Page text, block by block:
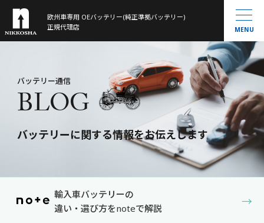
欧州車専用 OEバッテリー(純正準拠バッテリー)
正規代理店
製品ラインナップ
取扱製品一覧
MOLL
Banner
大型トラック／産業用・農機・建機用
会社概要
History
バッテリー通信
サイトマップ
MENU
バッテリー通信
BLOG
バッテリーに関する情報をお伝えします
輸入車バッテリーの
違い・選び方をnoteで解説
→